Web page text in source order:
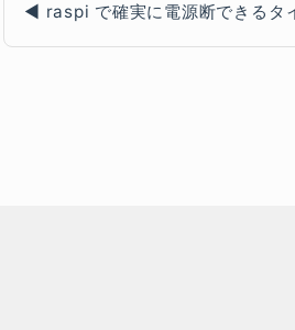
raspi で確実に電源断できるタイミ